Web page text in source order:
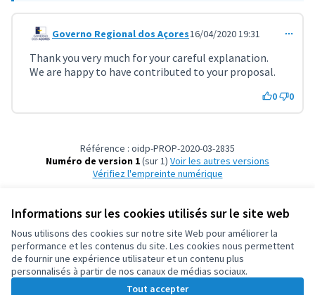
Informations sur les cookies utilisés sur le site web
Nous utilisons des cookies sur notre site Web pour améliorer la
performance et les contenus du site. Les cookies nous permettent
de fournir une expérience utilisateur et un contenu plus
personnalisés à partir de nos canaux de médias sociaux.
Tout accepter
Commentaire 1257 (réponse au commentaire 1251)
Governo Regional dos Açores16/04/2020 19:31
Thank you very much for your careful explanation.
We are happy to have contributed to your proposal.
0 0
Référence : oidp-PROP-2020-03-2835
Numéro de version 1(sur 1)
voir les autres versions
Vérifiez l'empreinte numérique
Conditions d'utilisation
Paramètres des cookies
OIDP sur X
(Lien externe)
OIDP sur Facebook
(Lien externe)
OIDP sur YouTube
(Lien externe)
Français
Choose languageChoisir la langueElegir el idioma